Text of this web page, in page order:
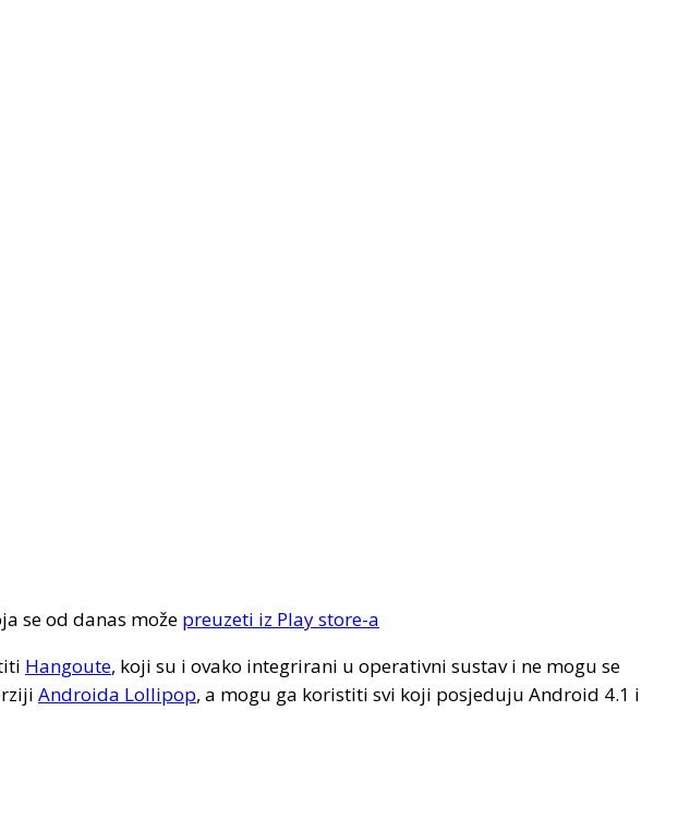
se od danas može preuzeti iz Play store-a
Hangoute, koji su i ovako integrirani u operativni sustav i ne mogu se
Androida Lollipop, a mogu ga koristiti svi koji posjeduju Android 4.1 i